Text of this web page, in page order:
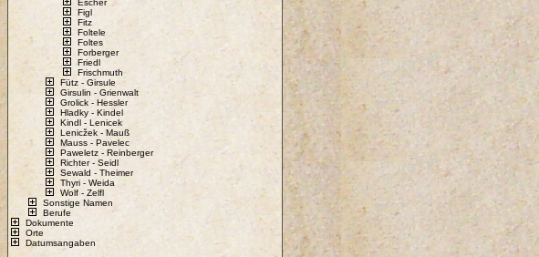
Escher
Figl
Fitz
Foltele
Foltes
Forberger
Friedl
Frischmuth
Fütz - Girsule
Girsulin - Grienwalt
Grolick - Hessler
Hladky - Kindel
Kindl - Lenicek
Lenicžek - Mauß
Mauss - Pavelec
Paweletz - Reinberger
Richter - Seidl
Sewald - Theimer
Thyri - Weida
Wolf - Zelfl
Sonstige Namen
Berufe
Dokumente
Orte
Datumsangaben